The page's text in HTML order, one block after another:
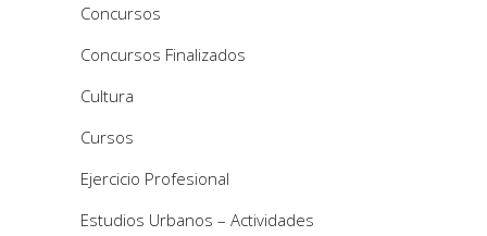
Concursos
Concursos Finalizados
Cultura
Cursos
Ejercicio Profesional
Estudios Urbanos – Actividades